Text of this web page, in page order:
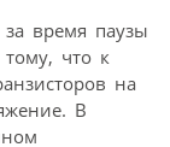
время паузы
что к
на
В